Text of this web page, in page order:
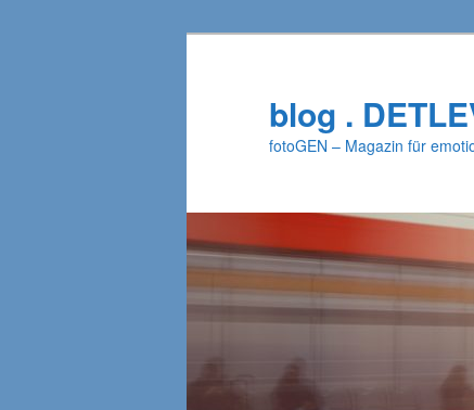
blog .
fotoGEN – Magazin für